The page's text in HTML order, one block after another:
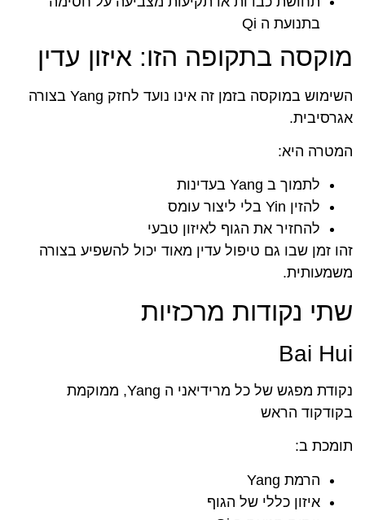
בתנועת ה Qi
מוקסה בתקופה הזו: איזון עדין
השימוש במוקסה בזמן זה אינו נועד לחזק Yang בצורה
אגרסיבית.
המטרה היא:
לתמוך ב Yang בעדינות
להזין Yin בלי ליצור עומס
להחזיר את הגוף לאיזון טבעי
זהו זמן שבו גם טיפול עדין מאוד יכול להשפיע בצורה
משמעותית.
שתי נקודות מרכזיות
Bai Hui
נקודת מפגש של כל מרידיאני ה Yang, ממוקמת
בקודקוד הראש
תומכת ב:
הרמת Yang
איזון כללי של הגוף